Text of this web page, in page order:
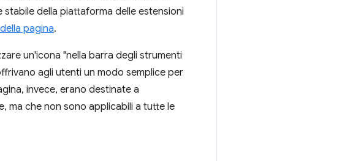
stabile della piattaforma delle estensioni
pagina.
un'icona "nella barra degli strumenti
agli utenti un modo semplice per
invece, erano destinate a
ma che non sono applicabili a tutte le